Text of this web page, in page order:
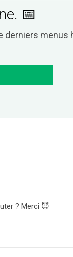
📅
derniers menus
? Merci 😇